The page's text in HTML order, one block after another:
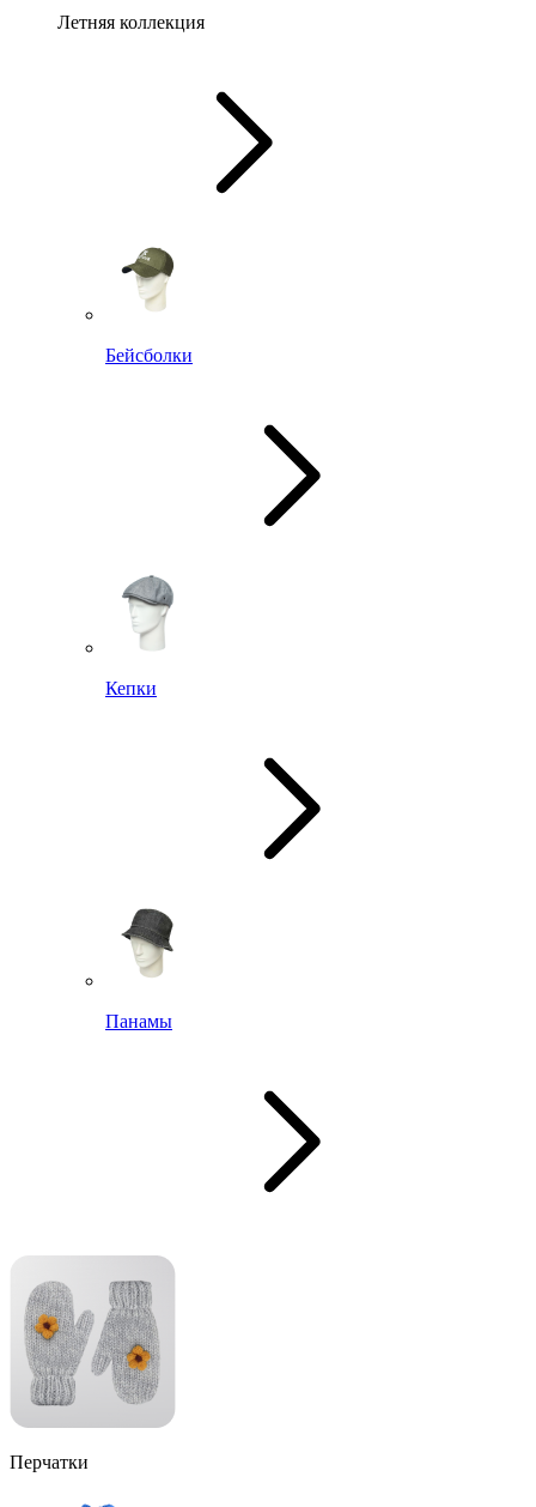
Летняя коллекция
Бейсболки
Кепки
Панамы
Перчатки